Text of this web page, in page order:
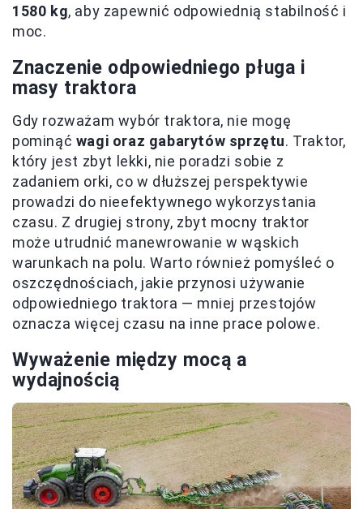
1580 kg, aby zapewnić odpowiednią stabilność i
moc.
Znaczenie odpowiedniego pługa i
masy traktora
Gdy rozważam wybór traktora, nie mogę
pominąć wagi oraz gabarytów sprzętu. Traktor,
który jest zbyt lekki, nie poradzi sobie z
zadaniem orki, co w dłuższej perspektywie
prowadzi do nieefektywnego wykorzystania
czasu. Z drugiej strony, zbyt mocny traktor
może utrudnić manewrowanie w wąskich
warunkach na polu. Warto również pomyśleć o
oszczędnościach, jakie przynosi używanie
odpowiedniego traktora — mniej przestojów
oznacza więcej czasu na inne prace polowe.
Wyważenie między mocą a
wydajnością